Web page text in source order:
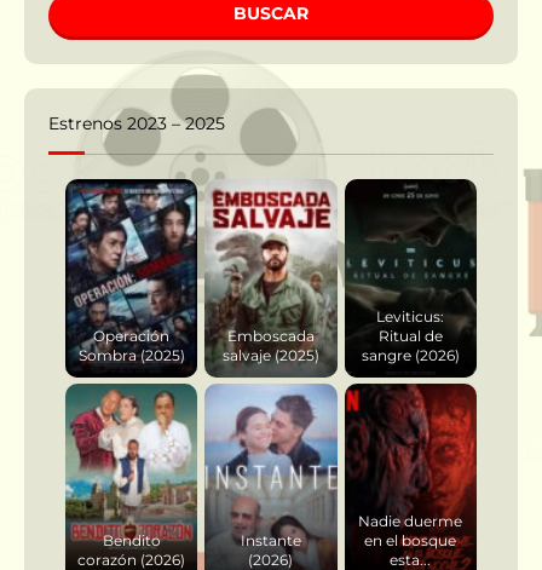
BUSCAR
Estrenos 2023 – 2025
Operación
Sombra (2025)
Emboscada
salvaje (2025)
Leviticus:
Ritual de
sangre (2026)
Bendito
corazón (2026)
Instante
(2026)
Nadie duerme
en el bosque
esta...